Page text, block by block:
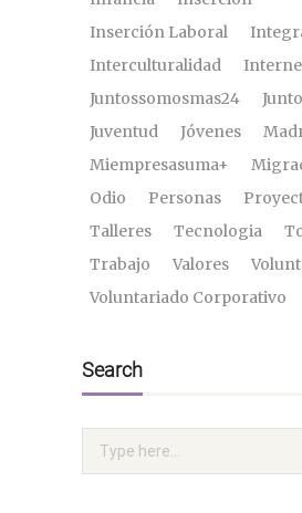
Inserción Laboral
Interculturalidad
Juntossomosmas24
Juventud
Jóvenes
Miempresasuma+
Odio
Personas
Talleres
Tecnologia
Trabajo
Valores
Voluntariado Corporativo
Search